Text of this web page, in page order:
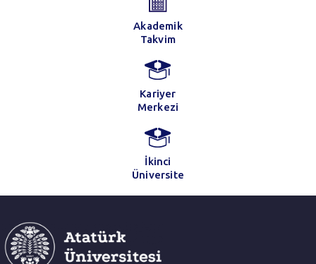
Akademik
Takvim
Kariyer
Merkezi
İkinci
Üniversite